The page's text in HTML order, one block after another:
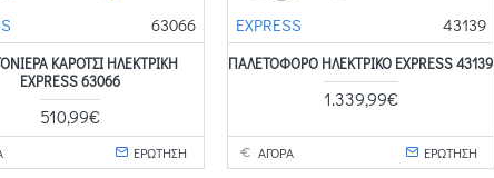
63066
ΚΑΡΌΤΣΙ ΗΛΕΚΤΡΙΚΉ
EXPRESS 63066
510,99€
ΕΡΩΤΗΣΗ
EXPRESS 43139
ΠΑΛΕΤΟΦΌΡΟ ΗΛΕΚΤΡΙΚΌ EXPRESS 43139
1.339,99€
ΑΓΟΡΑ ΕΡΩΤΗΣΗ